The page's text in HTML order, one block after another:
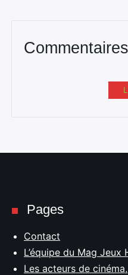
Commentaires
Pages
Contact
L’équipe du Mag Jeux
Les acteurs de